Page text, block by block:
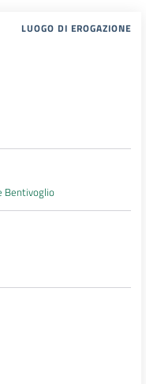
LUOGO DI EROGAZIONE
Bentivoglio